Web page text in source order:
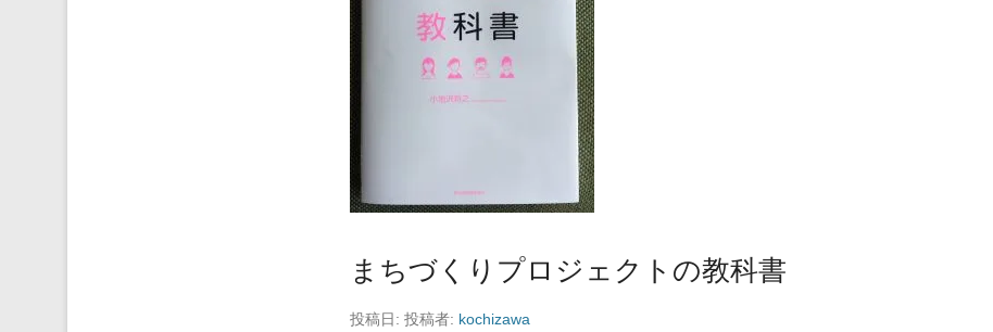
まちづくりプロジェクトの教科書
投稿日: 投稿者: kochizawa